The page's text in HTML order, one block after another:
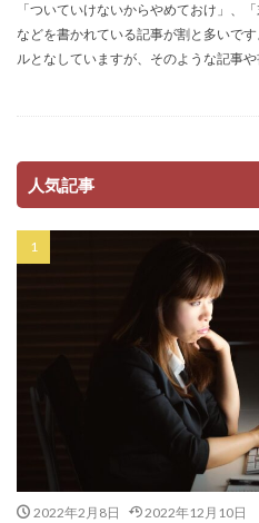
「ついていけないからやめておけ」、
などを書かれている記事が割と多いで
ルとなしていますが、そのような記事
人気記事
2022年2月8日 2022年12月10日